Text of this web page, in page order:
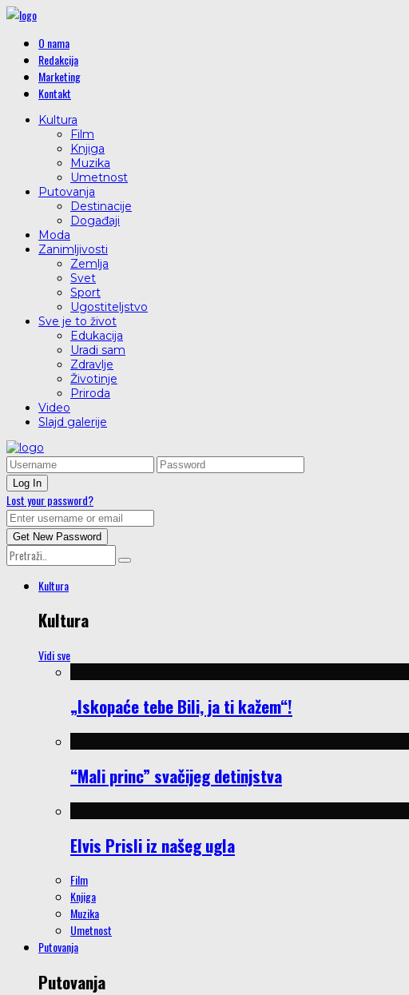
O nama
Redakcija
Marketing
Kontakt
Kultura
Film
Knjiga
Muzika
Umetnost
Putovanja
Destinacije
Događaji
Moda
Zanimljivosti
Zemlja
Svet
Sport
Ugostiteljstvo
Sve je to život
Edukacija
Uradi sam
Zdravlje
Životinje
Priroda
Video
Slajd galerije
Lost your password?
Kultura
Kultura
Vidi sve
„Iskopaće tebe Bili, ja ti kažem“!
“Mali princ” svačijeg detinjstva
Elvis Prisli iz našeg ugla
Film
Knjiga
Muzika
Umetnost
Putovanja
Putovanja